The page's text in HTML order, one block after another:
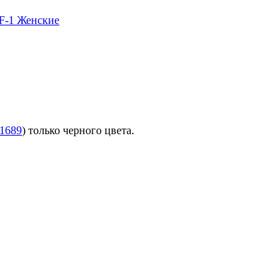
1 Женские
) только черного цвета.